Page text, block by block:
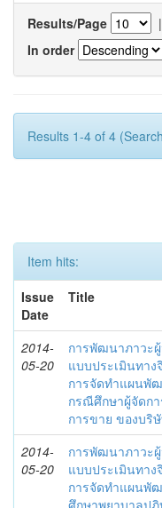
Results/Page |
In order
Results 1-4 of 4
Item hits:
Issue
Date
Title
2014-
05-20
การพัฒนาภาวะ
แบบประเมินทาง
การจัดทำแผนพั
กรณีศึกษาผู้จัดก
การขาย ของบริ
2014-
05-20
การพัฒนาภาวะ
แบบประเมินทาง
การจัดทำแผนพั
ศึกษาพยาบาลป